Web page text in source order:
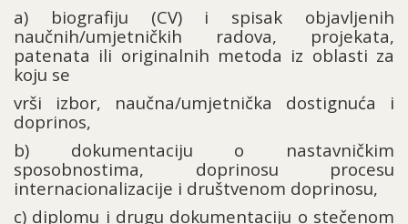
a) biografiju (CV) i spisak objavljenih
naučnih/umjetničkih radova, projekata,
patenata ili originalnih metoda iz oblasti za
koju se
vrši izbor, naučna/umjetnička dostignuća i
doprinos,
b) dokumentaciju o nastavničkim
sposobnostima, doprinosu procesu
internacionalizacije i društvenom doprinosu,
c) diplomu i drugu dokumentaciju o stečenom